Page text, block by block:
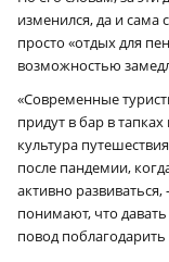
изменился, да и сама
просто «отдых для
возможностью
«Современные
придут в бар в
культура
после пандемии,
активно
понимают, что
повод